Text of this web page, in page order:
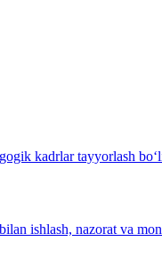
kadrlar tayyorlash
ishlash, nazorat va